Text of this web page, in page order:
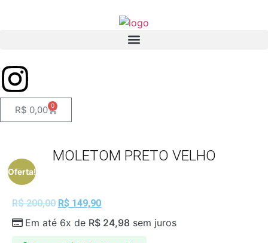
R$ 0,00 0
MOLETOM PRETO VELHO
Oferta!
R$200,00 R$ 149,90
Em até 6x de R$ 24,98 sem juros